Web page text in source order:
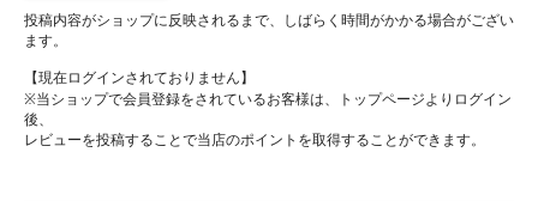
投稿内容がショップに反映されるまで、しばらく時間がかかる場合がござい
ます。
【現在ログインされておりません】
※当ショップで会員登録をされているお客様は、トップページよりログイン
後、
レビューを投稿することで当店のポイントを取得することができます。